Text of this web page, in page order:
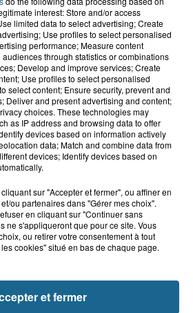
: les cabines de plages
vos entrées pour Dennlys
vos entrées pour le parc
vos entrées pour Plopsaland
interest: Store and/or access
limited data to select advertising; Create
Use profiles to select personalised
performance; Measure content
through statistics or combinations
Develop and improve services; Create
Use profiles to select personalised
select content; Ensure security, prevent and
Deliver and present advertising and content;
choices. These technologies may
as IP address and browsing data to offer
devices based on information actively
data; Match and combine data from
devices; Identify devices based on
sur "Accepter et fermer", ou affiner en
ou partenaires dans "Gérer mes choix".
en cliquant sur "Continuer sans
ne s'appliqueront que pour ce site. Vous
ou retirer votre consentement à tout
cookies" situé en bas de chaque page.
et fermer